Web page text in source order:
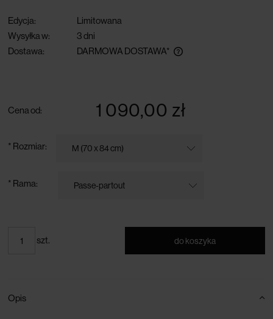
Edycja:
Limitowana
Wysyłka w:
3 dni
Dostawa:
DARMOWA DOSTAWA*
Cena od: 1 090,00 zł
* Rozmiar:
* Rama:
szt. do koszyka
Opis